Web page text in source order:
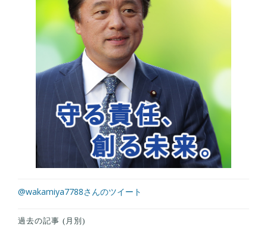
@wakamiya7788さんのツイート
過去の記事 (月別)